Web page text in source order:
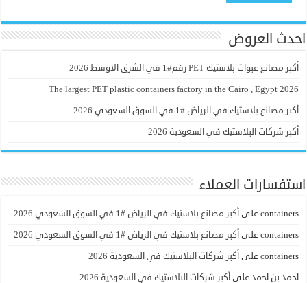
احدث العروض
أكبر مصانع عبوات بلاستيك PET رقم#1 في الشرق الاوسط 2026
The largest PET plastic containers factory in the Cairo , Egypt 2026
أكبر مصانع بلاستيك في الرياض #1 في السوق السعودي 2026
أكبر شركات البلاستيك في السعودية 2026
استفسارات العملاء
containers علىأكبر مصانع بلاستيك في الرياض #1 في السوق السعودي 2026
containers علىأكبر مصانع بلاستيك في الرياض #1 في السوق السعودي 2026
containers علىأكبر شركات البلاستيك في السعودية 2026
احمد بن احمد علىأكبر شركات البلاستيك في السعودية 2026